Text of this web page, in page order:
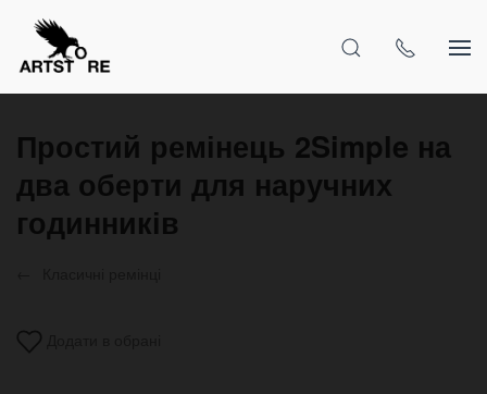
Простий ремінець 2Simple на
два оберти для наручних
годинників